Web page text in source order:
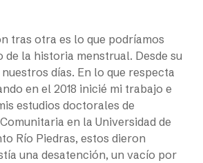
tras otra es lo que podríamos
de la historia menstrual. Desde su
días. En lo que respecta
en el 2018 inicié mi trabajo e
estudios doctorales de
en la Universidad de
Río Piedras, estos dieron
una desatención, un vacío por